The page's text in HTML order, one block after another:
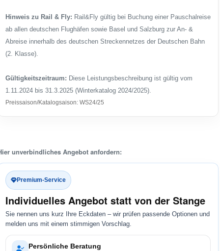
Hinweis zu Rail & Fly: Rail&Fly gültig bei Buchung einer Pauschalreise
ab allen deutschen Flughäfen sowie Basel und Salzburg zur An- &
Abreise innerhalb des deutschen Streckennetzes der Deutschen Bahn
(2. Klasse).
Gültigkeitszeitraum: Diese Leistungsbeschreibung ist gültig vom
1.11.2024 bis 31.3.2025 (Winterkatalog 2024/2025).
Preissaison/Katalogsaison: WS24/25
unverbindliches Angebot anfordern:
Premium-Service
Individuelles Angebot statt von der Stange
Sie nennen uns kurz Ihre Eckdaten – wir prüfen passende Optionen und
melden uns mit einem stimmigen Vorschlag.
Persönliche Beratung